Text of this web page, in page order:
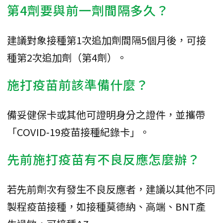
第4劑要與前一劑間隔多久？
建議對象接種第1次追加劑間隔5個月後，可接
種第2次追加劑（第4劑）。
施打疫苗前該準備什麼？
備妥健保卡或其他可證明身分之證件，並攜帶
「COVID-19疫苗接種紀錄卡」。
先前施打疫苗有不良反應怎麼辦？
若先前劑次有發生不良反應者，建議以其他不同
製程疫苗接種，如接種莫德納、高端、BNT產